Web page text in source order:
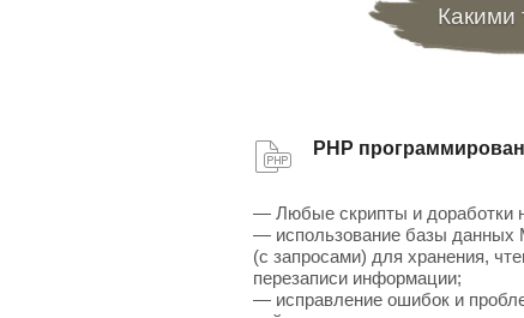
Какими
PHP
— Любые скрипты и доработки
— использование базы данных
(с запросами) для хранения,
перезаписи информации;
— исправление ошибок и